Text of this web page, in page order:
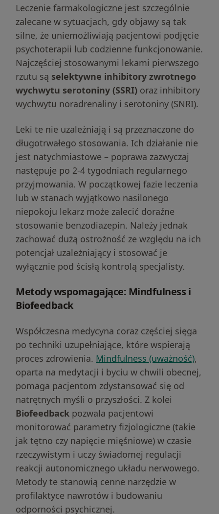
Leczenie farmakologiczne jest szczególnie
zalecane w sytuacjach, gdy objawy są tak
silne, że uniemożliwiają pacjentowi podjęcie
psychoterapii lub codzienne funkcjonowanie.
Najczęściej stosowanymi lekami pierwszego
rzutu są selektywne inhibitory zwrotnego
wychwytu serotoniny (SSRI) oraz inhibitory
wychwytu noradrenaliny i serotoniny (SNRI).
Leki te nie uzależniają i są przeznaczone do
długotrwałego stosowania. Ich działanie nie
jest natychmiastowe – poprawa zazwyczaj
następuje po 2-4 tygodniach regularnego
przyjmowania. W początkowej fazie leczenia
lub w stanach wyjątkowo nasilonego
niepokoju lekarz może zalecić doraźne
stosowanie benzodiazepin. Należy jednak
zachować dużą ostrożność ze względu na ich
potencjał uzależniający i stosować je
wyłącznie pod ścisłą kontrolą specjalisty.
Metody wspomagające: Mindfulness i
Biofeedback
Współczesna medycyna coraz częściej sięga
po techniki uzupełniające, które wspierają
proces zdrowienia. Mindfulness (uważność),
oparta na medytacji i byciu w chwili obecnej,
pomaga pacjentom zdystansować się od
natrętnych myśli o przyszłości. Z kolei
Biofeedback pozwala pacjentowi
monitorować parametry fizjologiczne (takie
jak tętno czy napięcie mięśniowe) w czasie
rzeczywistym i uczy świadomej regulacji
reakcji autonomicznego układu nerwowego.
Metody te stanowią cenne narzędzie w
profilaktyce nawrotów i budowaniu
odporności psychicznej.
Szukasz wsparcia z Zaburzenia Lękowe?
Dobierz terapeutę
4.8